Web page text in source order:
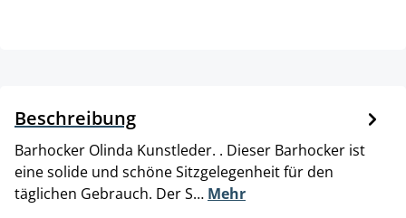
Beschreibung
Barhocker Olinda Kunstleder. . Dieser Barhocker ist
eine solide und schöne Sitzgelegenheit für den
täglichen Gebrauch. Der S… Mehr